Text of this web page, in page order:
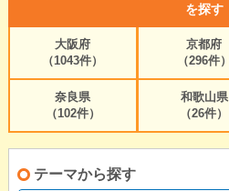
を探す
大阪府
（1043件）
京都府
（296件）
奈良県
（102件）
和歌山県
（26件）
テーマから探す